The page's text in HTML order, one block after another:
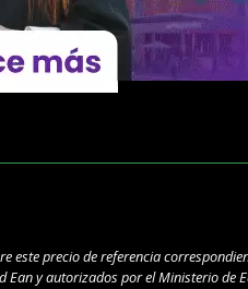
precio de referencia
y autorizados por el Ministerio de